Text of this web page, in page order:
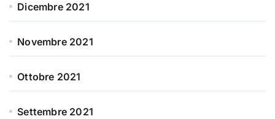
Dicembre 2021
Novembre 2021
Ottobre 2021
Settembre 2021